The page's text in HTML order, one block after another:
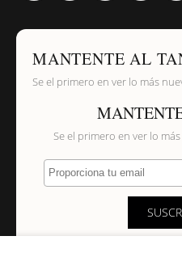
MANTENTE AL
Se el primero en ver lo más
Se el primero en ver lo
Proporciona tu email